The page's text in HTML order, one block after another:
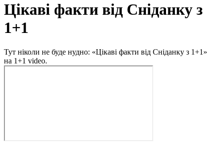
Цікаві факти від Сніданку з
1+1
Тут ніколи не буде нудно: «Цікаві факти від Сніданку з 1+1»
на 1+1 video.